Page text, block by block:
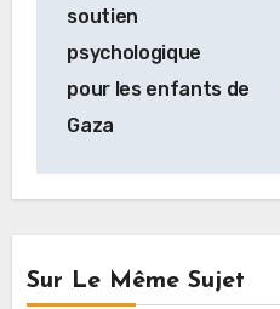
l’article
soutien
psychologique
pour les enfants de
Gaza
Sur Le Même Sujet